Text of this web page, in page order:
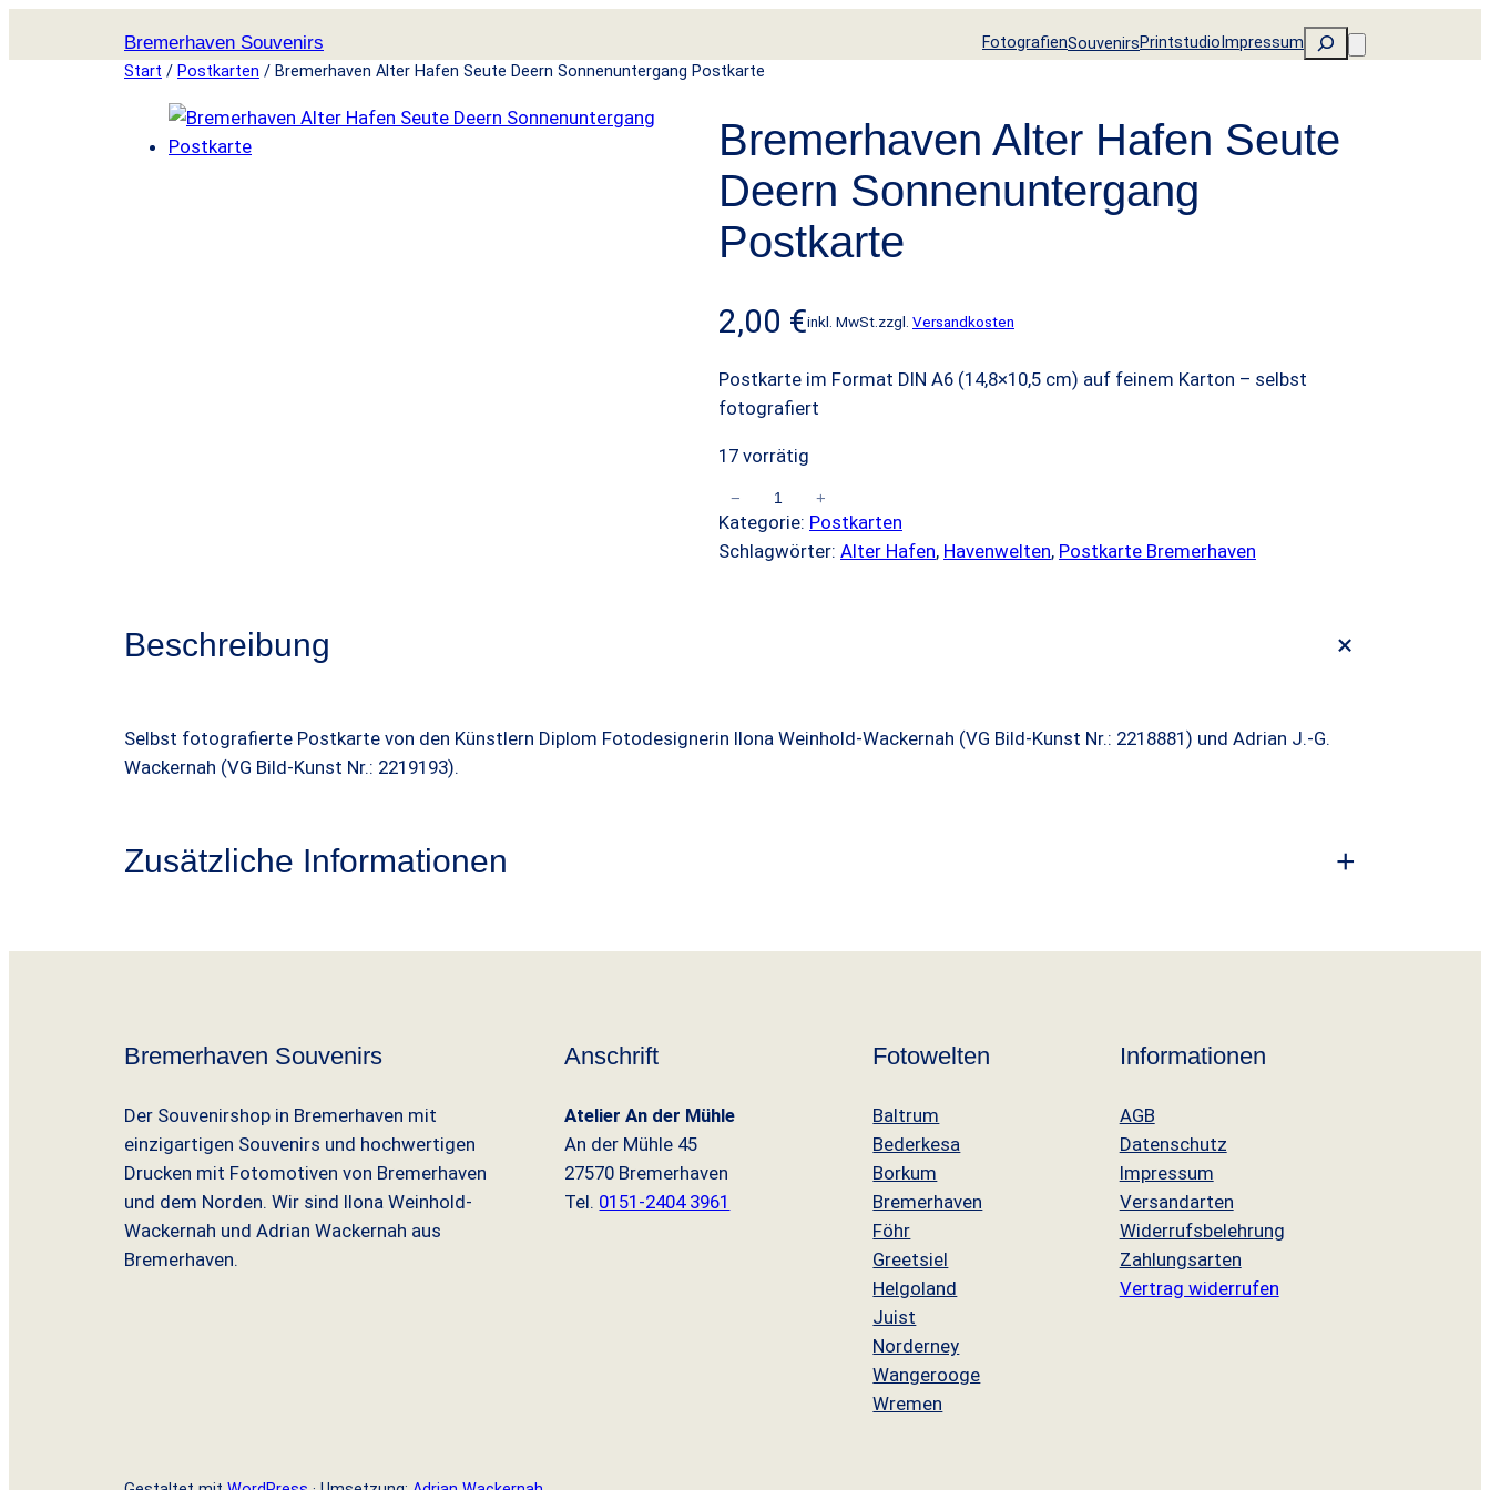
Bremerhaven Souvenirs FotografienSouvenirsPrintstudio Impressum Suchen
Start / Postkarten / Bremerhaven Alter Hafen Seute Deern Sonnenuntergang Postkarte
Bremerhaven Alter Hafen Seute
Deern Sonnenuntergang
Postkarte
2,00 €inkl. MwSt. zzgl. Versandkosten
Postkarte im Format DIN A6 (14,8×10,5 cm) auf feinem Karton – selbst
fotografiert
17 vorrätig
r
e
v
S
u
t
− +
Kategorie: Postkarten
Schlagwörter: Alter Hafen, Havenwelten, Postkarte Bremerhaven
Beschreibung +
Selbst fotografierte Postkarte von den Künstlern Diplom Fotodesignerin Ilona Weinhold-Wackernah (VG Bild-Kunst Nr.: 2218881) und Adrian J.-G.
Wackernah (VG Bild-Kunst Nr.: 2219193).
Zusätzliche Informationen +
Bremerhaven Souvenirs
Der Souvenirshop in Bremerhaven mit
einzigartigen Souvenirs und hochwertigen
Drucken mit Fotomotiven von Bremerhaven
und dem Norden. Wir sind Ilona Weinhold-
Wackernah und Adrian Wackernah aus
Bremerhaven.
Anschrift
Atelier An der Mühle
An der Mühle 45
27570 Bremerhaven
Tel. 0151-2404 3961
Fotowelten
Baltrum
Bederkesa
Borkum
Bremerhaven
Föhr
Greetsiel
Helgoland
Juist
Norderney
Wangerooge
Wremen
Informationen
AGB
Datenschutz
Impressum
Versandarten
Widerrufsbelehrung
Zahlungsarten
Vertrag widerrufen